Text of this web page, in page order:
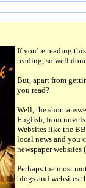
If you’re reading
reading, so well
But, apart from
you read?
Well, the short
English, from
Websites like the
local news and you
newspaper websites
Perhaps the most
blogs and websites